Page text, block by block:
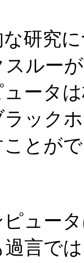
研究
ルー
ータ
ック
とが
ュー
言で